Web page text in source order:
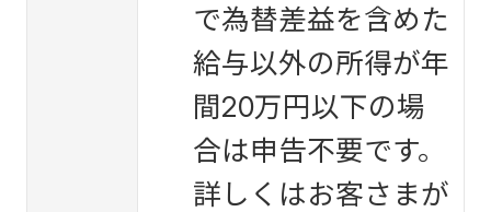
で為替差益を含めた
給与以外の所得が年
間20万円以下の場
合は申告不要です。
詳しくはお客さまが